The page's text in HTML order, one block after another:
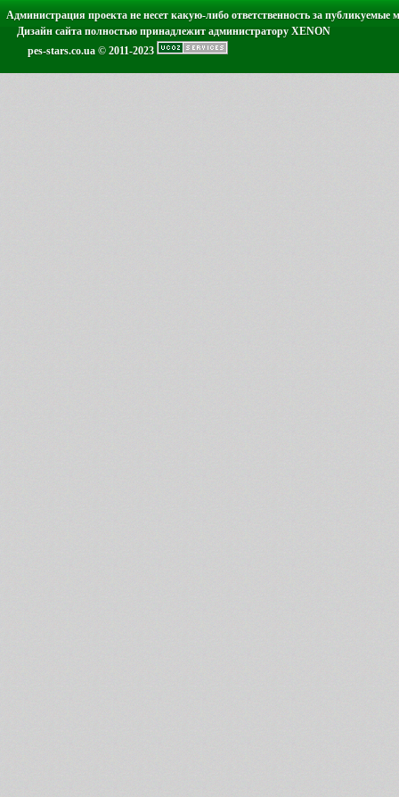
Администрация проекта не несет какую-либо ответственность за публикуемые
Дизайн сайта полностью принадлежит администратору XENON
pes-stars.co.ua © 2011-2023